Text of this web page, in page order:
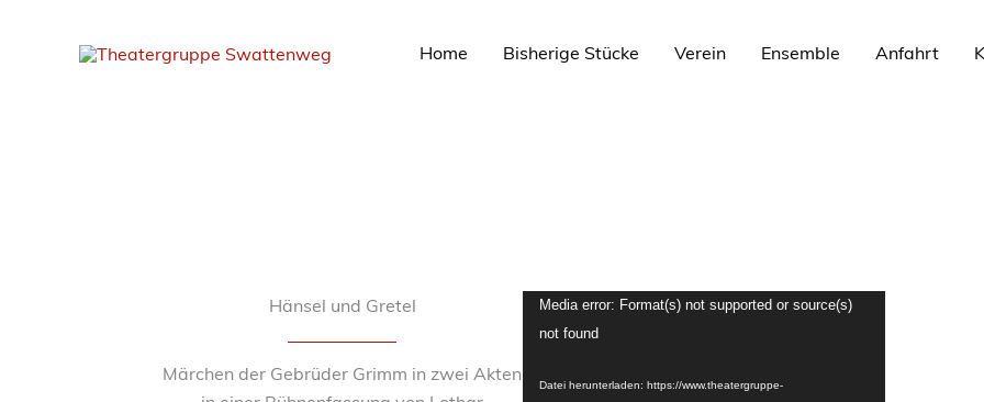
Home Bisherige Stücke Verein Ensemble Anfahrt
Hänsel und Gretel
Märchen der Gebrüder Grimm in zwei Akten
Video-
Player
Media error: Format(s) not supported or source(s)
not found
Datei herunterladen: https://www.theatergruppe-